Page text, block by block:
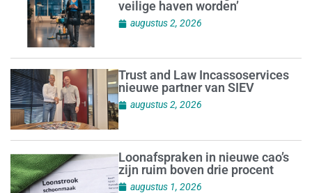
veilige haven worden’
augustus 2, 2026
Trust and Law Incassoservices
nieuwe partner van SIEV
augustus 2, 2026
Loonafspraken in nieuwe cao’s
zijn ruim boven drie procent
augustus 1, 2026